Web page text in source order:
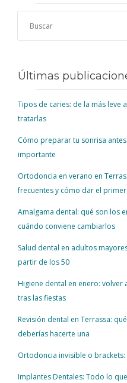
Últimas
Tipos de caries: de la más leve
tratarlas
Cómo preparar tu sonrisa
importante
Ortodoncia en verano en
frecuentes y cómo dar el
Amalgama dental: qué son los
cuándo conviene cambiarlos
Salud dental en adultos
partir de los 50
Higiene dental en enero: volver
tras las fiestas
Revisión dental en Terrassa:
deberías hacerte una
Ortodoncia invisible o brackets:
Implantes Dentales: Todo lo